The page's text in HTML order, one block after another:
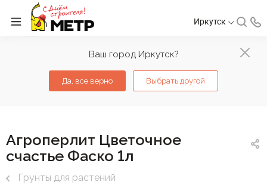
Ваш город Иркутск?
Да, все верно Выбрать другой
Иркутск
Агроперлит Цветочное
счастье Фаско 1л
Грунты для растений